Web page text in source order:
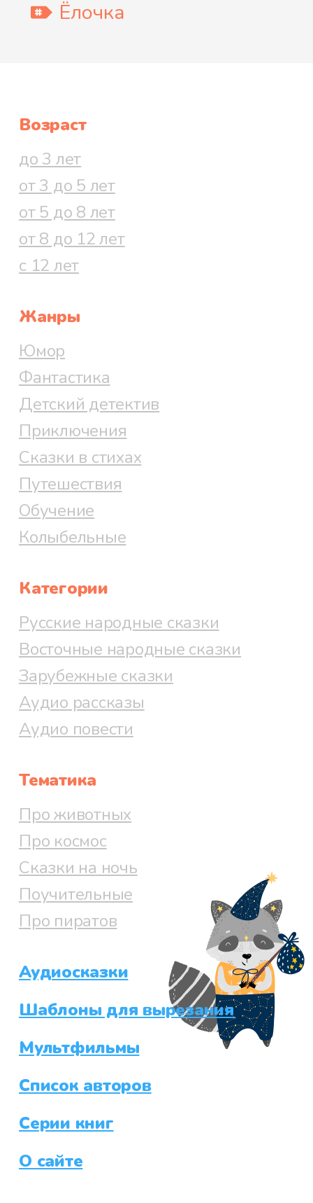
Ёлочка
Возраст
до 3 лет
от 3 до 5 лет
от 5 до 8 лет
от 8 до 12 лет
с 12 лет
Жанры
Юмор
Фантастика
Детский детектив
Приключения
Сказки в стихах
Путешествия
Обучение
Колыбельные
Категории
Русские народные сказки
Восточные народные сказки
Зарубежные сказки
Аудио рассказы
Аудио повести
Тематика
Про животных
Про космос
Сказки на ночь
Поучительные
Про пиратов
Аудиосказки
Шаблоны для вырезания
Мультфильмы
Список авторов
Серии книг
О сайте